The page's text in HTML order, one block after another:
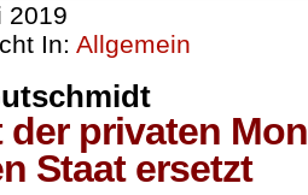
2019
In: Allgemein
der privaten
Staat ersetzt